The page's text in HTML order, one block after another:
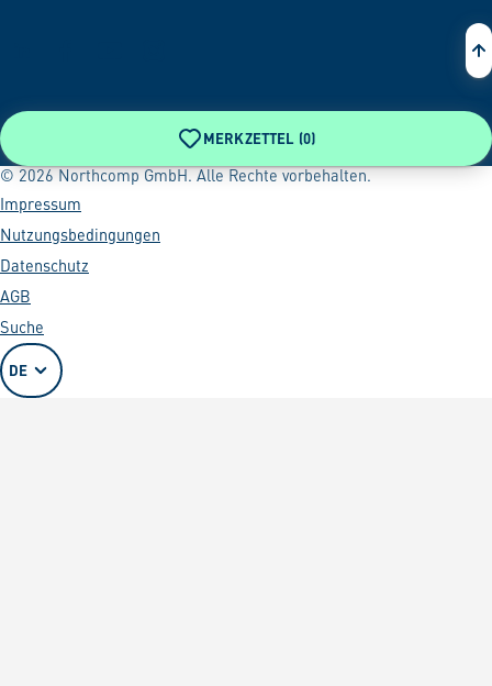
MERKZETTEL (0)
© 2026 Northcomp GmbH. Alle Rechte vorbehalten.
Impressum
Nutzungsbedingungen
Datenschutz
AGB
Suche
DE